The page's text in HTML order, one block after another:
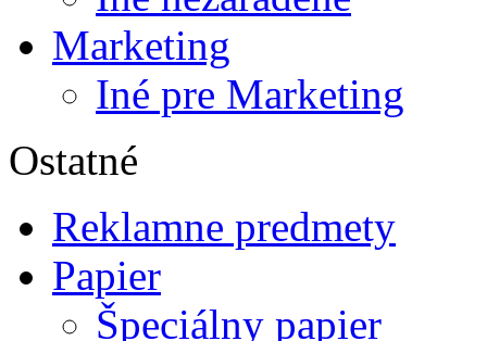
Marketing
Iné pre Marketing
Ostatné
Reklamne predmety
Papier
Špeciálny papier